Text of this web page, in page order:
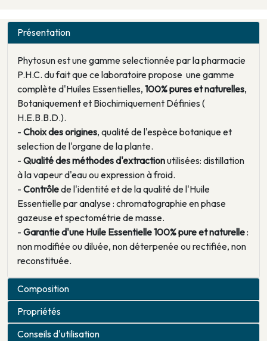
Présentation
Phytosun est une gamme selectionnée par la pharmacie
P.H.C. du fait que ce laboratoire propose une gamme
complète d'Huiles Essentielles, 100% pures et naturelles,
Botaniquement et Biochimiquement Définies (
H.E.B.B.D.).
- Choix des origines, qualité de l'espèce botanique et
selection de l'organe de la plante.
- Qualité des méthodes d'extractionutilisées: distillation
à la vapeur d'eau ou expression à froid.
- Contrôlede l'identité et de la qualité de l'Huile
Essentielle par analyse : chromatographie en phase
gazeuse et spectométrie de masse.
- Garantie d'une Huile Essentielle 100% pure et naturelle:
non modifiée ou diluée, non déterpenée ou rectifiée, non
reconstituée.
Composition
Propriétés
Conseils d'utilisation